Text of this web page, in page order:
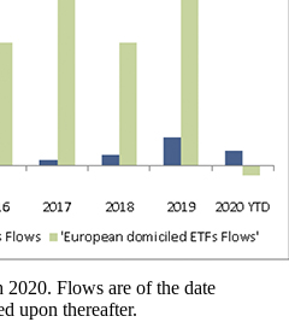
2020. Flows are of the date
upon thereafter.